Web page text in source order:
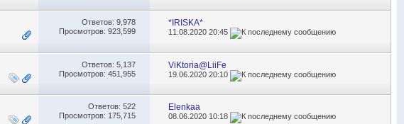
Ответов: 9,978
Просмотров: 923,599
*IRISKA*
11.08.202020:45
Ответов: 5,137
Просмотров: 451,955
ViKtoria@LiiFe
19.06.202020:10
Ответов: 522
Просмотров: 175,715
Elenkaa
08.06.2020 10:18